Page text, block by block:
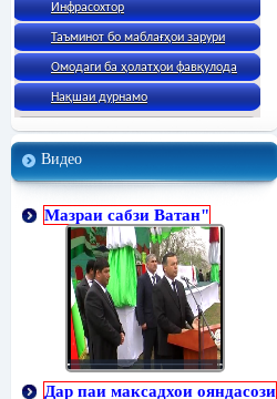
Инфрасохтор
Таъминот бо маблағҳои зарури
Омодаги ба ҳолатҳои фавқулода
Нақшаи дурнамо
Видео
Мазраи сабзи Ватан"
Дар паи максадхои ояндасози